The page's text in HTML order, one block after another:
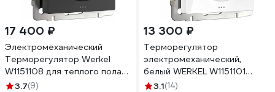
17 400 ₽
Электромеханический
Терморегулятор Werkel
W1151108 для теплого пола
a051624
3.7(9)
13 300 ₽
Терморегулятор
электромеханический,
белый WERKEL W1151101
a051133
3.1(14)